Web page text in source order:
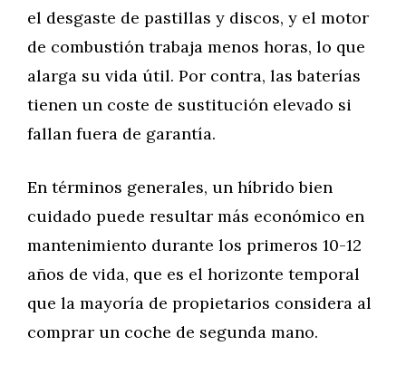
el desgaste de pastillas y discos, y el motor
de combustión trabaja menos horas, lo que
alarga su vida útil. Por contra, las baterías
tienen un coste de sustitución elevado si
fallan fuera de garantía.
En términos generales, un híbrido bien
cuidado puede resultar más económico en
mantenimiento durante los primeros 10-12
años de vida, que es el horizonte temporal
que la mayoría de propietarios considera al
comprar un coche de segunda mano.